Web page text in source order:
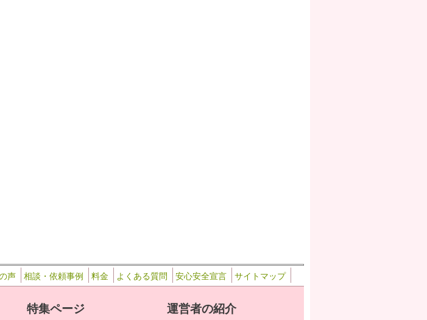
声 相談・依頼事例 料金 よくある質問 安心安全宣言 サイトマップ
特集ページ 運営者の紹介